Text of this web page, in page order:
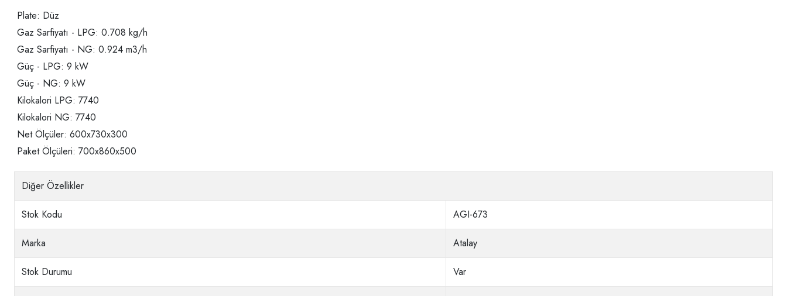
Plate: Düz
Gaz Sarfiyatı - LPG: 0.708 kg/h
Gaz Sarfiyatı - NG: 0.924 m3/h
Güç - LPG: 9 kW
Güç - NG: 9 kW
Kilokalori LPG: 7740
Kilokalori NG: 7740
Net Ölçüler: 600x730x300
Paket Ölçüleri: 700x860x500
Diğer Özellikler
Stok Kodu AGI-673
Marka Atalay
Stok Durumu Var